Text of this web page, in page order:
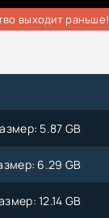
выходит раньше!
5.87 GB
6.29 GB
12.14 GB